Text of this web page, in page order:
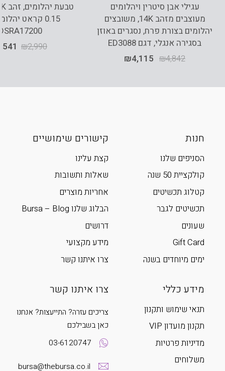
עגילי אבן סיטרין ויהלומים
מעוצבים מזהב 14K, משובצים
יהלומים בצורת פרח, נסגרים באוזן
בסגירה אנגלי, דגם ED3088
₪4,842
₪4,115
0.15 קראט
₪2,990
חנות
הסניפים שלנו
קולקציית 50 שנה
קטלוג תכשיטים
תכשיטים לגבר
שעונים
Gift Card
ימים מיוחדים בשנה
קישורים שימושיים
קצת עלינו
שאלות ותשובות
אחריות מוצרים
הבלוג שלנו Bursa – Blog
דרושים
מידע מקצועי
צרו איתנו קשר
מידע כללי
תנאי שימוש ותקנון
תקנון מועדון VIP
מדיניות פרטיות
משלוחים
צרו איתנו קשר
צריכים עזרה? התייעצות? אנחנו
כאן בשבילכם
03-6120747
bursa@thebursa.co.il